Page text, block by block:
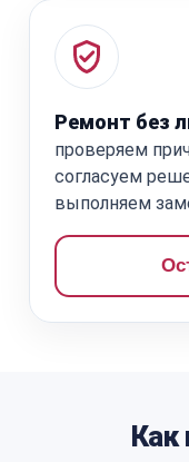
Ремонт без
проверяем
согласуем
выполняем